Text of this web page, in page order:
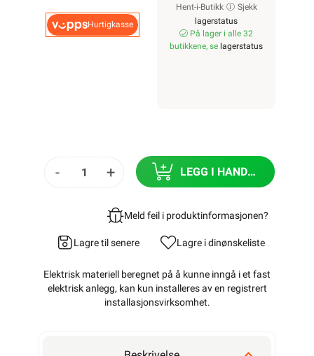
Hurtigkasse
Hent-i-Butikk
Sjekk
lagerstatus
På lager i alle 32
butikkene, se lagerstatus
- + LEGG I HANDLEKURV
Meld feil i produktinformasjonen?
Lagre til senere Lagre i dinønskeliste
Elektrisk materiell beregnet på å kunne inngå i et fast
elektrisk anlegg, kan kun installeres av en registrert
installasjonsvirksomhet.